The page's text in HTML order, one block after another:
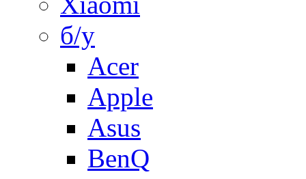
б/у
Acer
Apple
Asus
BenQ